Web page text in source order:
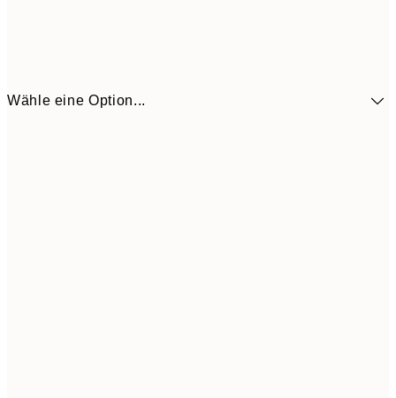
Wähle eine Option...